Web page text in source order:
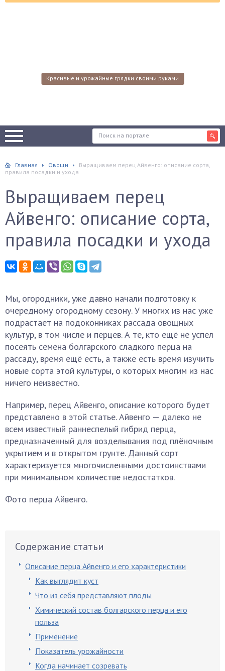
Красивые и урожайные грядки своими руками
Главная Овощи
Выращиваем перец Айвенго: описание сорта,
правила посадки и ухода
Выращиваем перец
Айвенго: описание сорта,
правила посадки и ухода
Мы, огородники, уже давно начали подготовку к
очередному огородному сезону. У многих из нас уже
подрастает на подоконниках рассада овощных
культур, в том числе и перцев. А те, кто ещё не успел
посеять семена болгарского сладкого перца на
рассаду, время ещё есть, а также есть время изучить
новые сорта этой культуры, о которых многим из нас
ничего неизвестно.
Например, перец Айвенго, описание которого будет
представлено в этой статье. Айвенго — далеко не
всем известный раннеспелый гибрид перца,
предназначенный для возделывания под плёночным
укрытием и в открытом грунте. Данный сорт
характеризуется многочисленными достоинствами
при минимальном количестве недостатков.
Фото перца Айвенго.
Содержание статьи
Описание перца Айвенго и его характеристики
Как выглядит куст
Что из себя представляют плоды
Химический состав болгарского перца и его
польза
Применение
Показатель урожайности
Когда начинает созревать